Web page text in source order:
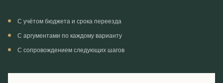
С учётом бюджета и срока переезда
С аргументами по каждому варианту
С сопровождением следующих шагов